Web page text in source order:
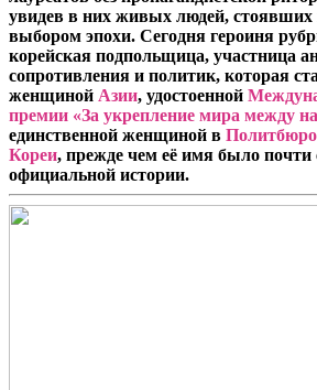
увидев в них живых людей,
выбором эпохи. Сегодня героиня
корейская подпольщица, участница
сопротивления и политик, которая
женщиной Азии, удостоенной
премии «За укрепление мира между
единственной женщиной в
Кореи, прежде чем её имя было почти
официальной истории.